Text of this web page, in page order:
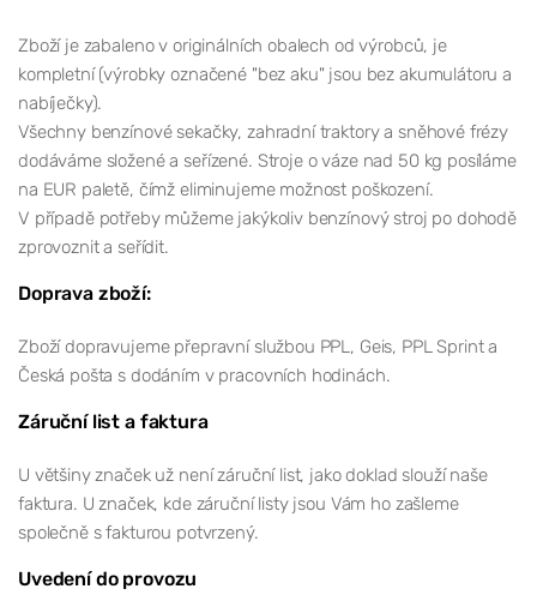
Zboží je zabaleno v originálních obalech od výrobců, je
kompletní (výrobky označené "bez aku" jsou bez akumulátoru a
nabíječky).
Všechny benzínové sekačky, zahradní traktory a sněhové frézy
dodáváme složené a seřízené. Stroje o váze nad 50 kg posíláme
na EUR paletě, čímž eliminujeme možnost poškození.
V případě potřeby můžeme jakýkoliv benzínový stroj po dohodě
zprovoznit a seřídit.
Doprava zboží:
Zboží dopravujeme přepravní službou PPL, Geis, PPL Sprint a
Česká pošta s dodáním v pracovních hodinách.
Záruční list a faktura
U většiny značek už není záruční list, jako doklad slouží naše
faktura. U značek, kde záruční listy jsou Vám ho zašleme
společně s fakturou potvrzený.
Uvedení do provozu